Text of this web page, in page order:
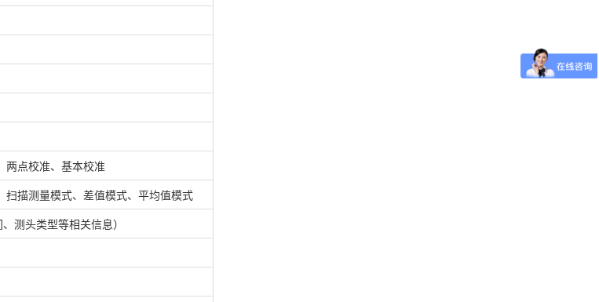
两点校准、基本校准
扫描测量模式、差值模式、平均值模式
测头类型等相关信息）